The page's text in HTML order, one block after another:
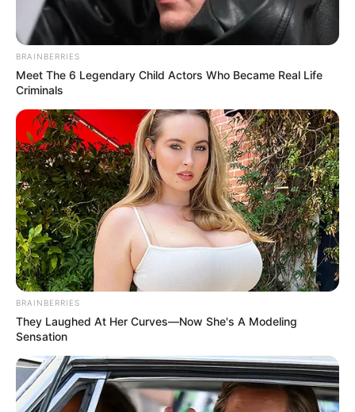
BRAINBERRIES
Meet The 6 Legendary Child Actors Who Became Real Life
Criminals
BRAINBERRIES
They Laughed At Her Curves—Now She's A Modeling
Sensation